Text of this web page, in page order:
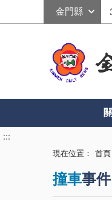
:::
現在位置： 首頁
撞車事件